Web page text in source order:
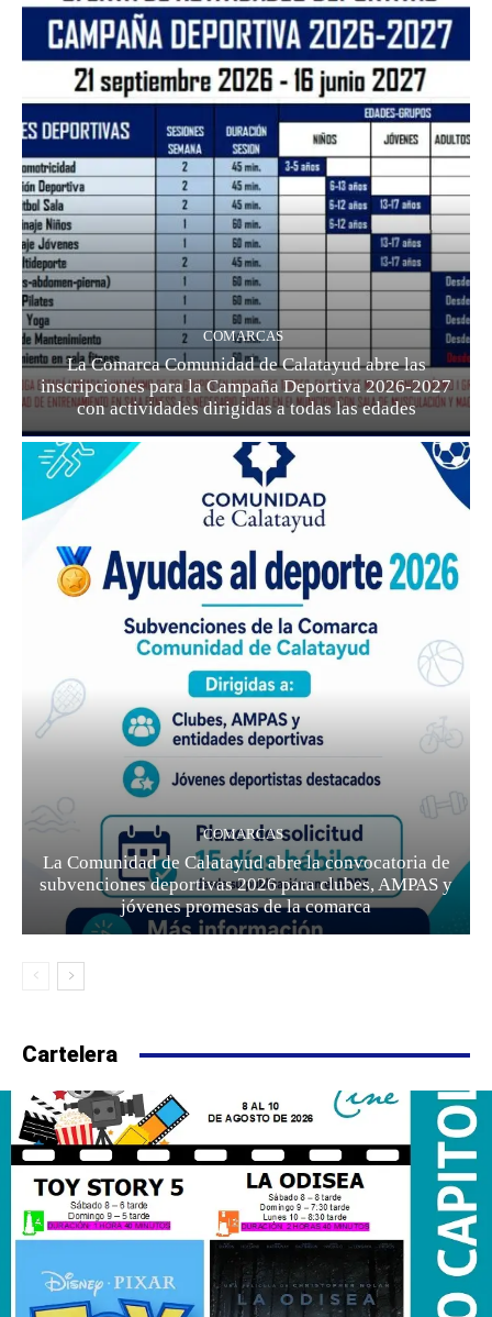
COMARCAS
La Comarca Comunidad de Calatayud abre las
inscripciones para la Campaña Deportiva 2026-2027
con actividades dirigidas a todas las edades
COMARCAS
La Comunidad de Calatayud abre la convocatoria de
subvenciones deportivas 2026 para clubes, AMPAS y
jóvenes promesas de la comarca
Cartelera